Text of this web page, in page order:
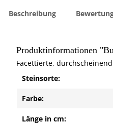
Beschreibung
Produktinformationen
Facettierte,
Steinsorte:
Farbe:
Länge in cm: